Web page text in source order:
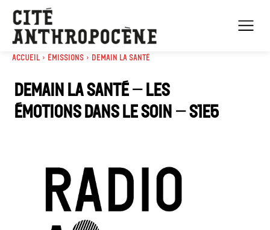
Accueil Émissions Demain la santé
Demain la santé – Les
émotions dans le soin – S1E5